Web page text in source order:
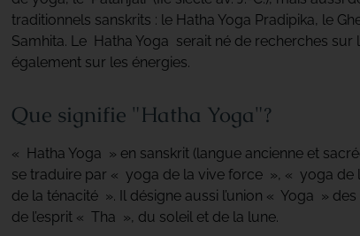
traditionnels sanskrits : le Hatha Yoga Pradipika, le
Samhita. Le Hatha Yoga serait né de recherches sur
également sur les énergies.
Que signifie "Hatha Yoga"?
« Hatha Yoga » en sanskrit (langue ancienne et
se traduire par « yoga de la vive force », « yoga de
de la ténacité ». Il désigne aussi l’union « Yoga »
de l’esprit « Tha », du soleil et de la lune.